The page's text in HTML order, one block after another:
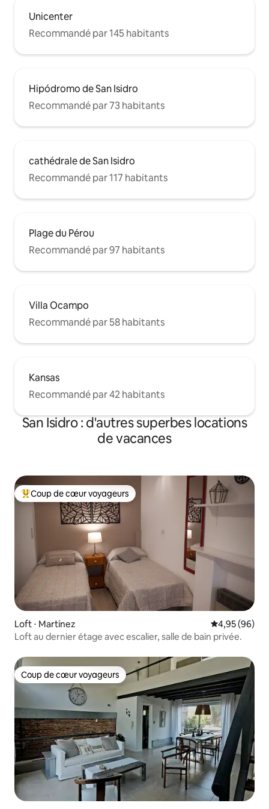
Unicenter
Recommandé par 145 habitants
Hipódromo de San Isidro
Recommandé par 73 habitants
cathédrale de San Isidro
Recommandé par 117 habitants
Plage du Pérou
Recommandé par 97 habitants
Villa Ocampo
Recommandé par 58 habitants
Kansas
Recommandé par 42 habitants
San Isidro : d'autres superbes locations
de vacances
Coups de cœur voyageurs les plus appréciés
Coup de cœur voyageurs
Loft ⋅ Martínez Évaluation
4,95 (96)
Loft au dernier étage avec escalier, salle de bain privée.
Coup de cœur voyageurs
Coup de cœur voyageurs